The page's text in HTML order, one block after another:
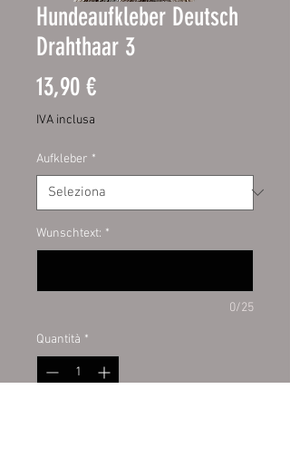
Hundeaufkleber Deutsch
Drahthaar 3
13,90 €Prezzo
IVA inclusa
Aufkleber *
Wunschtext: *
0/25
Quantità *